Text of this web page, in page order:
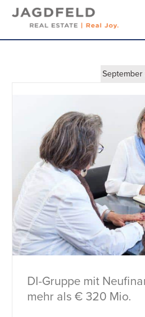
Skip
September
DI-Gruppe mit
mehr als € 320 Mio.